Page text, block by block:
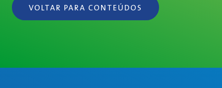
VOLTAR PARA CONTEÚDOS